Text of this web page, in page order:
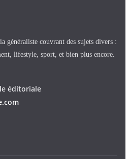
généraliste couvrant des sujets divers :
lifestyle, sport, et bien plus encore.
éditoriale